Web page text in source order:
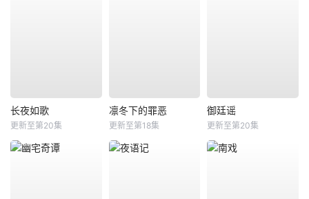
长夜如歌
更新至第20集
凛冬下的罪恶
更新至第18集
御廷谣
更新至第20集